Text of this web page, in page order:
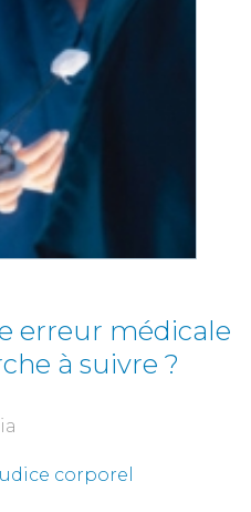
erreur médicale
à suivre ?
corporel